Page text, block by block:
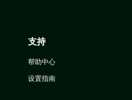
支持
帮助中心
设置指南